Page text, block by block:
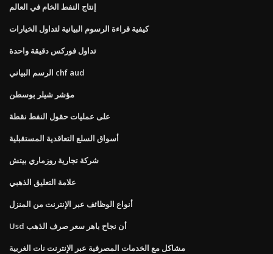
إنتاج النفط الخام في العالم
كيفية قراءة الرسوم البيانية لتداول الخيارات
تداول فوركس دقيقة واحدة
الرسم البياني chf aud
مؤشر شيلر بوسطن
على عمليات حقول النفط نقطة
أسواق السلع التعاقدية المستقبلية
شركة تجارية روزماري بيتش
علامة التعليق الذهبي
أنواع الوظائف عبر الإنترنت من المنزل
Usd أن نجاح باهر سعر صرف الذهب
مشاكل مع الخدمات المصرفية عبر الإنترنت نات الغربية